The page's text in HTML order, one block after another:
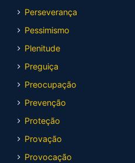
Perseverança
Pessimismo
Plenitude
Preguiça
Preocupação
Prevenção
Proteção
Provação
Provocação